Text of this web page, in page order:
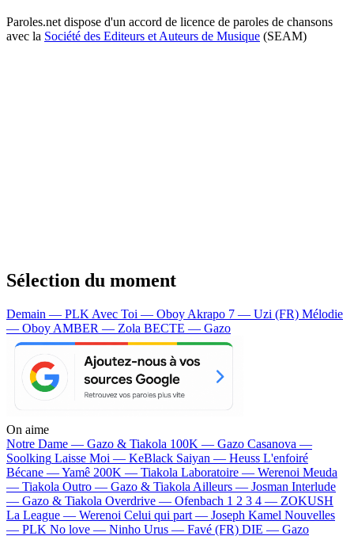
Paroles.net dispose d'un accord de licence de paroles de chansons
avec la Société des Editeurs et Auteurs de Musique (SEAM)
Sélection du moment
Demain — PLK Avec Toi — Oboy Akrapo 7 — Uzi (FR) Mélodie
— Oboy AMBER — Zola BECTE — Gazo
On aime
Notre Dame — Gazo & Tiakola 100K — Gazo Casanova —
Soolking Laisse Moi — KeBlack Saiyan — Heuss L'enfoiré
Bécane —Yamê 200K — Tiakola Laboratoire — Werenoi Meuda
— Tiakola Outro — Gazo & Tiakola Ailleurs — Josman Interlude
— Gazo & Tiakola Overdrive — Ofenbach 1 2 3 4 — ZOKUSH
La League — Werenoi Celui qui part — Joseph Kamel Nouvelles
— PLK No love — Ninho Urus — Favé (FR) DIE — Gazo